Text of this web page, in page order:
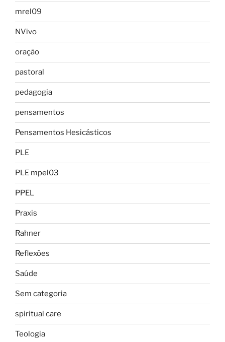
mrel09
NVivo
oração
pastoral
pedagogia
pensamentos
Pensamentos Hesicásticos
PLE
PLE mpel03
PPEL
Praxis
Rahner
Reflexões
Saúde
Sem categoria
spiritual care
Teologia